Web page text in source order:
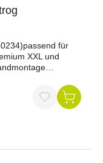
für
XXL und